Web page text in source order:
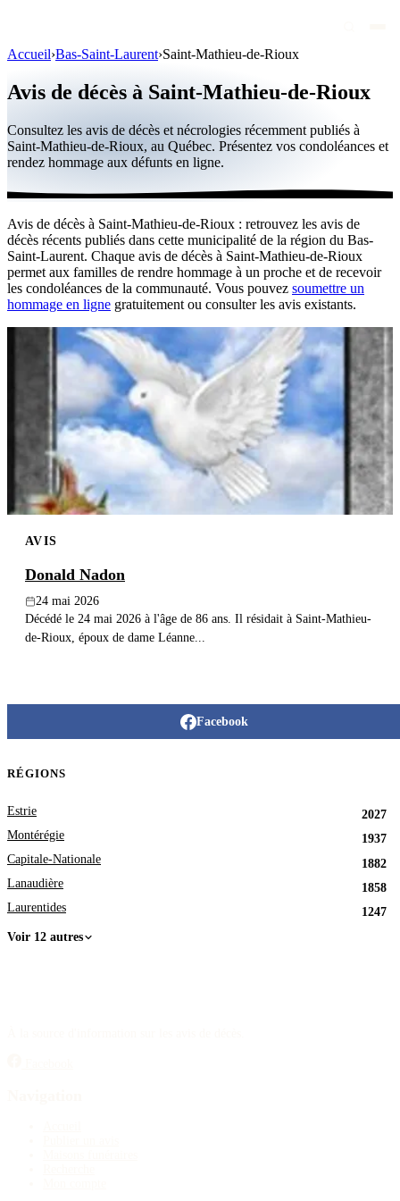
Personnalités publiques
Québec
Canada
International
Par région
Par ville
Maisons funéraires
Publier un avis
Recherche
Accueil›Bas-Saint-Laurent›Saint-Mathieu-de-Rioux
Avis de décès à Saint-Mathieu-de-Rioux
Consultez les avis de décès et nécrologies récemment publiés à
Saint-Mathieu-de-Rioux, au Québec. Présentez vos condoléances et
rendez hommage aux défunts en ligne.
Avis de décès à Saint-Mathieu-de-Rioux : retrouvez les avis de
décès récents publiés dans cette municipalité de la région du Bas-
Saint-Laurent. Chaque avis de décès à Saint-Mathieu-de-Rioux
permet aux familles de rendre hommage à un proche et de recevoir
les condoléances de la communauté. Vous pouvez soumettre un
hommage en ligne gratuitement ou consulter les avis existants.
AVIS
Donald Nadon
24 mai 2026
Décédé le 24 mai 2026 à l'âge de 86 ans. Il résidait à Saint-Mathieu-
de-Rioux, époux de dame Léanne...
Facebook
RÉGIONS
Estrie
2027
Montérégie
1937
Capitale-Nationale
1882
Lanaudière
1858
Laurentides
1247
Voir 12 autres